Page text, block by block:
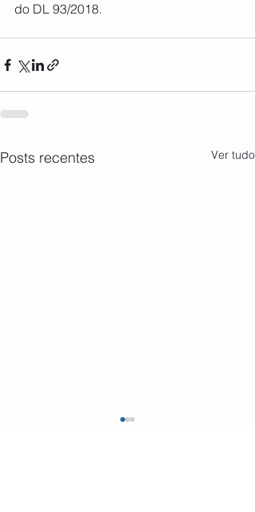
do DL 93/2018.
Posts recentes Ver tudo